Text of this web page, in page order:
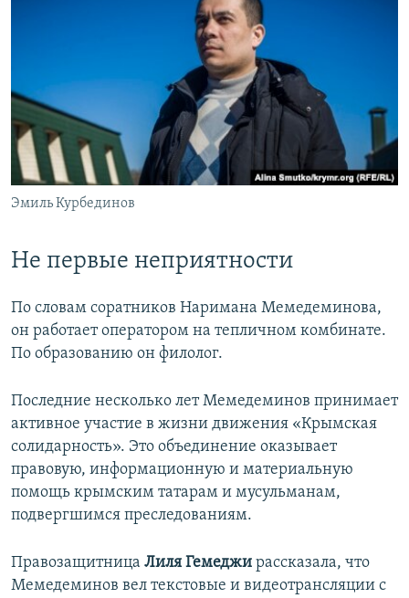
Эмиль Курбединов
Не первые неприятности
По словам соратников Наримана Мемедеминова,
он работает оператором на тепличном комбинате.
По образованию он филолог.
Последние несколько лет Мемедеминов принимает
активное участие в жизни движения «Крымская
солидарность». Это объединение оказывает
правовую, информационную и материальную
помощь крымским татарам и мусульманам,
подвергшимся преследованиям.
Правозащитница Лиля Гемеджи рассказала, что
Мемедеминов вел текстовые и видеотрансляции с